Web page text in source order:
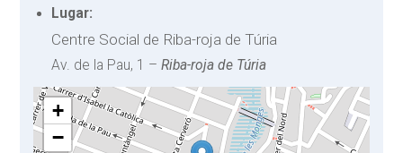
Lugar:
Centre Social de Riba-roja de Túria
Av. de la Pau, 1 –Riba-roja de Túria
+
−